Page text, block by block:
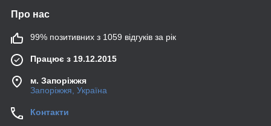
Про нас
99% позитивних з 1059 відгуків за рік
Працює з 19.12.2015
м. Запоріжжя
Запоріжжя, Україна
Контакти